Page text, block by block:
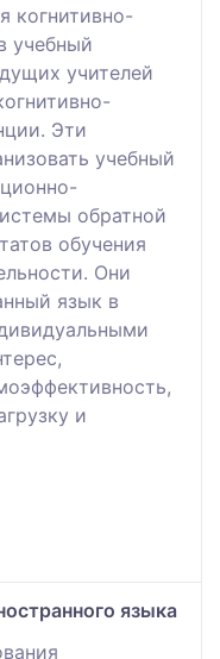
когнитивно-
учебный
учителей
Эти
учебный
обратной
обучения
Они
язык в
и
языка